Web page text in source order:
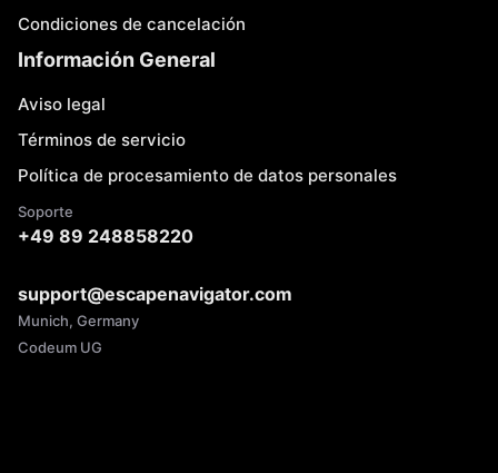
Condiciones de cancelación
Información General
Aviso legal
Términos de servicio
Política de procesamiento de datos personales
Soporte
+49 89 248858220
support@escapenavigator.com
Munich, Germany
Codeum UG